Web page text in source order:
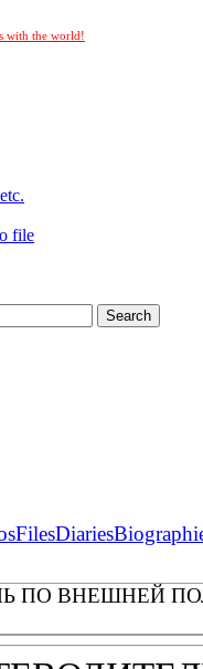
with the world!
file
FilesDiaries
ПО ВНЕШНЕЙ